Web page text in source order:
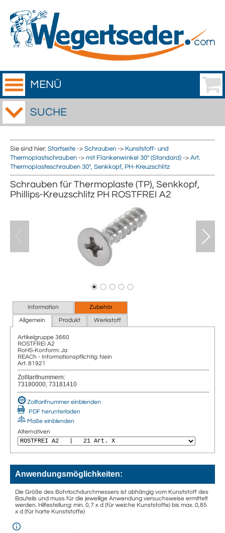
MENÜ
SUCHE
Sie sind hier: Startseite -> Schrauben -> Kunststoff- und
Thermoplastschrauben -> mit Flankenwinkel 30° (Standard) -> Art.
Thermoplasteschrauben 30°, Senkkopf, PH-Kreuzschlitz
Schrauben für Thermoplaste (TP), Senkkopf,
Phillips-Kreuzschlitz PH ROSTFREI A2
Information
Zubehör
Allgemein
Produkt Werkstoff
Artikelgruppe 3660
ROSTFREI A2
RoHS-Konform: Ja
REACh - Informationspflichtig: Nein
Art. 81921
Zolltarifnummern:
73180000, 73181410
Zolltarifnummer einblenden
PDF herunterladen
Maße einblenden
Alternativen
Anwendungsmöglichkeiten:
Die Größe des Bohrlochdurchmessers ist abhängig vom Kunststoff des
Bauteils und muss für die jeweilige Anwendung versuchsweise ermittelt
werden. Hilfestellung: min. 0,7 x d (für weiche Kunststoffe) bis max. 0,85
x d (für harte Kunststoffe)